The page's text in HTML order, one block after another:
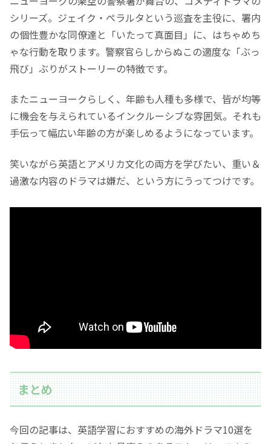
シリーズ。ジェイク・ペラルタという巡査を主役に、署内
の個性豊かな同僚達と「いたって真面目」に、はちゃめち
ゃな行動を取ります。警察官らしからぬこの適度な「ぶっ
飛び」ぶりがストーリーの特徴です。
またニューヨークらしく、年齢も人種も多様で、皆が均等
に機会を与えられているインクルーシブな雰囲気。それも
手伝って幅広い年齢の方が楽しめるようになっています。
笑いながら英語とアメリカ文化の両方を学びたい、重い＆
過激な内容のドラマは嫌だ、という方にうってつけです。
まとめ
今回の記事は、英語学習におすすめの海外ドラマ10選を